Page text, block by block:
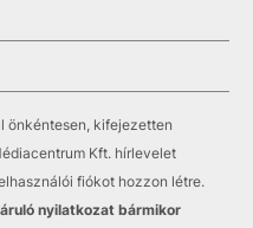
önkéntesen, kifejezetten
Kft. hírlevelet
fiókot hozzon létre.
nyilatkozat bármikor